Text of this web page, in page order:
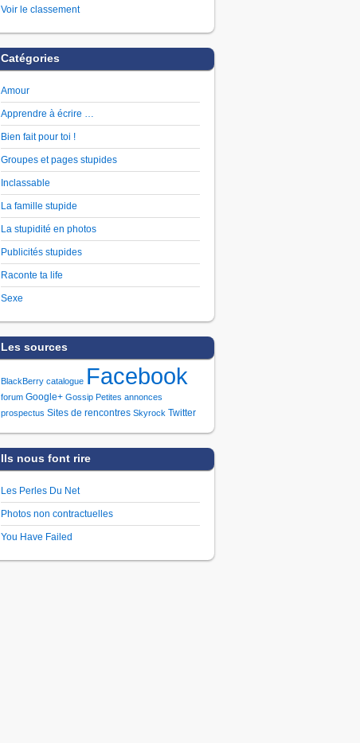
Voir le classement
Catégories
Amour
Apprendre à écrire …
Bien fait pour toi !
Groupes et pages stupides
Inclassable
La famille stupide
La stupidité en photos
Publicités stupides
Raconte ta life
Sexe
Les sources
BlackBerry catalogue Facebook
forum Google+ Gossip Petites annonces
prospectus Sites de rencontres Skyrock Twitter
Ils nous font rire
Les Perles Du Net
Photos non contractuelles
You Have Failed